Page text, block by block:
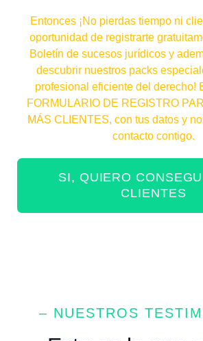
Entonces ¡No pierdas tiempo ni
oportunidad de registrarte
Boletín de sucesos jurídicos y
descubrir nuestros packs
profesional eficiente del derecho!
FORMULARIO DE REGISTRO
MÁS CLIENTES, con tus datos y
contacto contigo.
SI, QUIERO
CLIENTES
– NUESTROS